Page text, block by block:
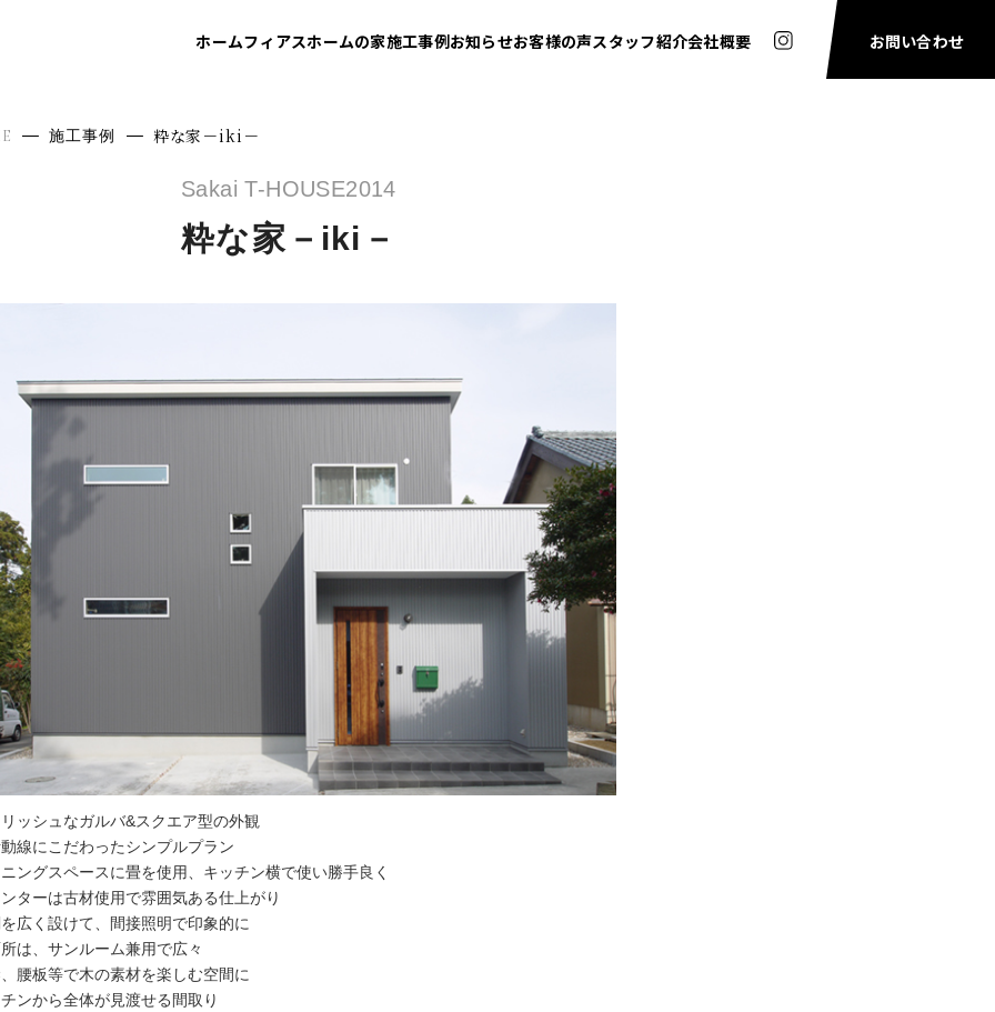
ホームフィアスホームの家施工事例お知らせお客様の声スタッフ紹介会社概要 お問い合わせ
施工事例 粋な家－iki－
Sakai T-HOUSE2014
粋な家－iki－
ッシュなガルバ&スクエア型の外観
線にこだわったシンプルプラン
ングスペースに畳を使用、キッチン横で使い勝手良く
ターは古材使用で雰囲気ある仕上がり
広く設けて、間接照明で印象的に
は、サンルーム兼用で広々
腰板等で木の素材を楽しむ空間に
ンから全体が見渡せる間取り